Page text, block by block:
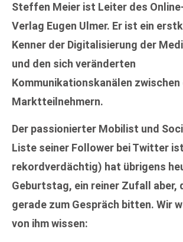
Steffen Meier ist Leiter des
Verlag Eugen Ulmer. Er ist ein
Kenner der Digitalisierung der
und den sich veränderten
Kommunikationskanälen zwischen
Marktteilnehmern.
Der passionierter Mobilist und
Liste seiner Follower bei Twitter ist
rekordverdächtig) hat übrigens
Geburtstag, ein reiner Zufall aber,
gerade zum Gespräch bitten. Wir
von ihm wissen: